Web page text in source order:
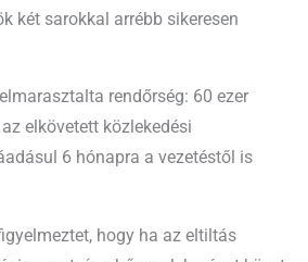
két sarokkal arrébb sikeresen
rendőrség: 60 ezer
elkövetett közlekedési
6 hónapra a vezetéstől is
hogy ha az eltiltás